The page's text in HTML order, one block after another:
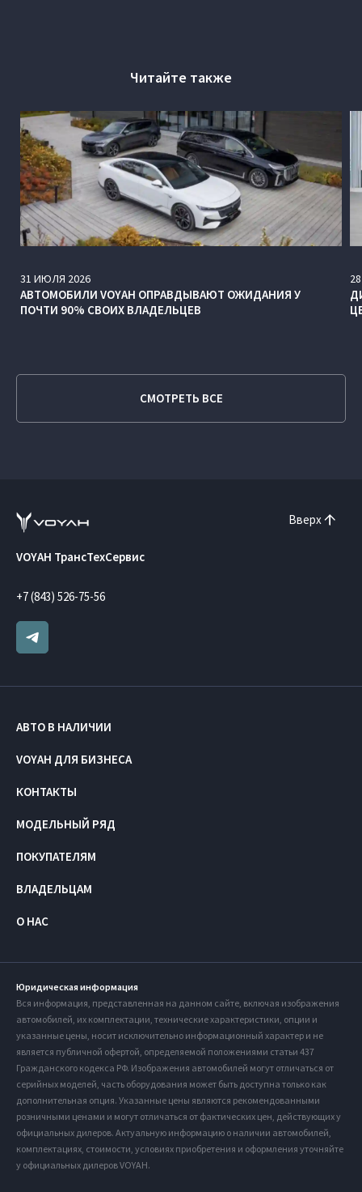
Читайте также
31 ИЮЛЯ 2026
АВТОМОБИЛИ VOYAH ОПРАВДЫВАЮТ ОЖИДАНИЯ У
ПОЧТИ 90% СВОИХ ВЛАДЕЛЬЦЕВ
28
СМОТРЕТЬ ВСЕ
Вверх
VOYAH ТрансТехСервис
+7 (843) 526-75-56
АВТО В НАЛИЧИИ
VOYAH ДЛЯ БИЗНЕСА
КОНТАКТЫ
МОДЕЛЬНЫЙ РЯД
ПОКУПАТЕЛЯМ
ВЛАДЕЛЬЦАМ
О НАС
Юридическая информация
Вся информация, представленная на данном сайте, включая изображения
автомобилей, их комплектации, технические характеристики, опции и
указанные цены, носит исключительно информационный характер и не
является публичной офертой, определяемой положениями статьи 437
Гражданского кодекса РФ. Изображения автомобилей могут отличаться от
серийных моделей, часть оборудования может быть доступна только как
дополнительная опция. Указанные цены являются рекомендованными
розничными ценами и могут отличаться от фактических цен, действующих у
официальных дилеров. Актуальную информацию о наличии автомобилей,
комплектациях, стоимости, условиях приобретения и оформления уточняйте
у официальных дилеров VOYAH.